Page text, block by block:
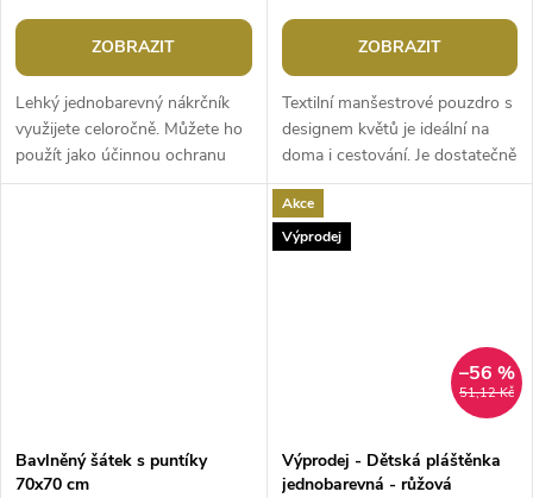
ZOBRAZIT
Lehký jednobarevný nákrčník
využijete celoročně. Můžete ho
použít jako účinnou ochranu
před sluncem nebo zimou.
ZOBRAZIT
Textilní manšestrové pouzdro s
designem květů je ideální na
doma i cestování. Je dostatečně
prostorné, vejde se do něj vše
potřebné např. mobil,...
Bavlněný šátek s puntíky
70x70 cm
Akce
Výprodej
51,12 Kč
–56 %
Výprodej - Dětská pláštěnka
jednobarevná - růžová